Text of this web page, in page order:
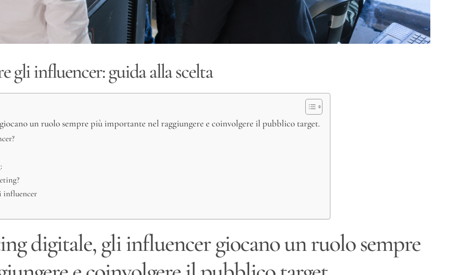
gli influencer: guida alla scelta
un ruolo sempre più importante nel raggiungere e coinvolgere il pubblico target.
influencer
digitale, gli influencer giocano un ruolo sempre